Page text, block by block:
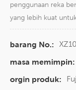
penggunaan reka
yang lebih kuat
barang No.:
masa memimpin:
orgin produk: